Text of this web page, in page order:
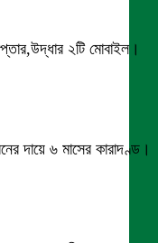
২টি মোবাইল।
দায়ে ৬ মাসের কারাদণ্ড।